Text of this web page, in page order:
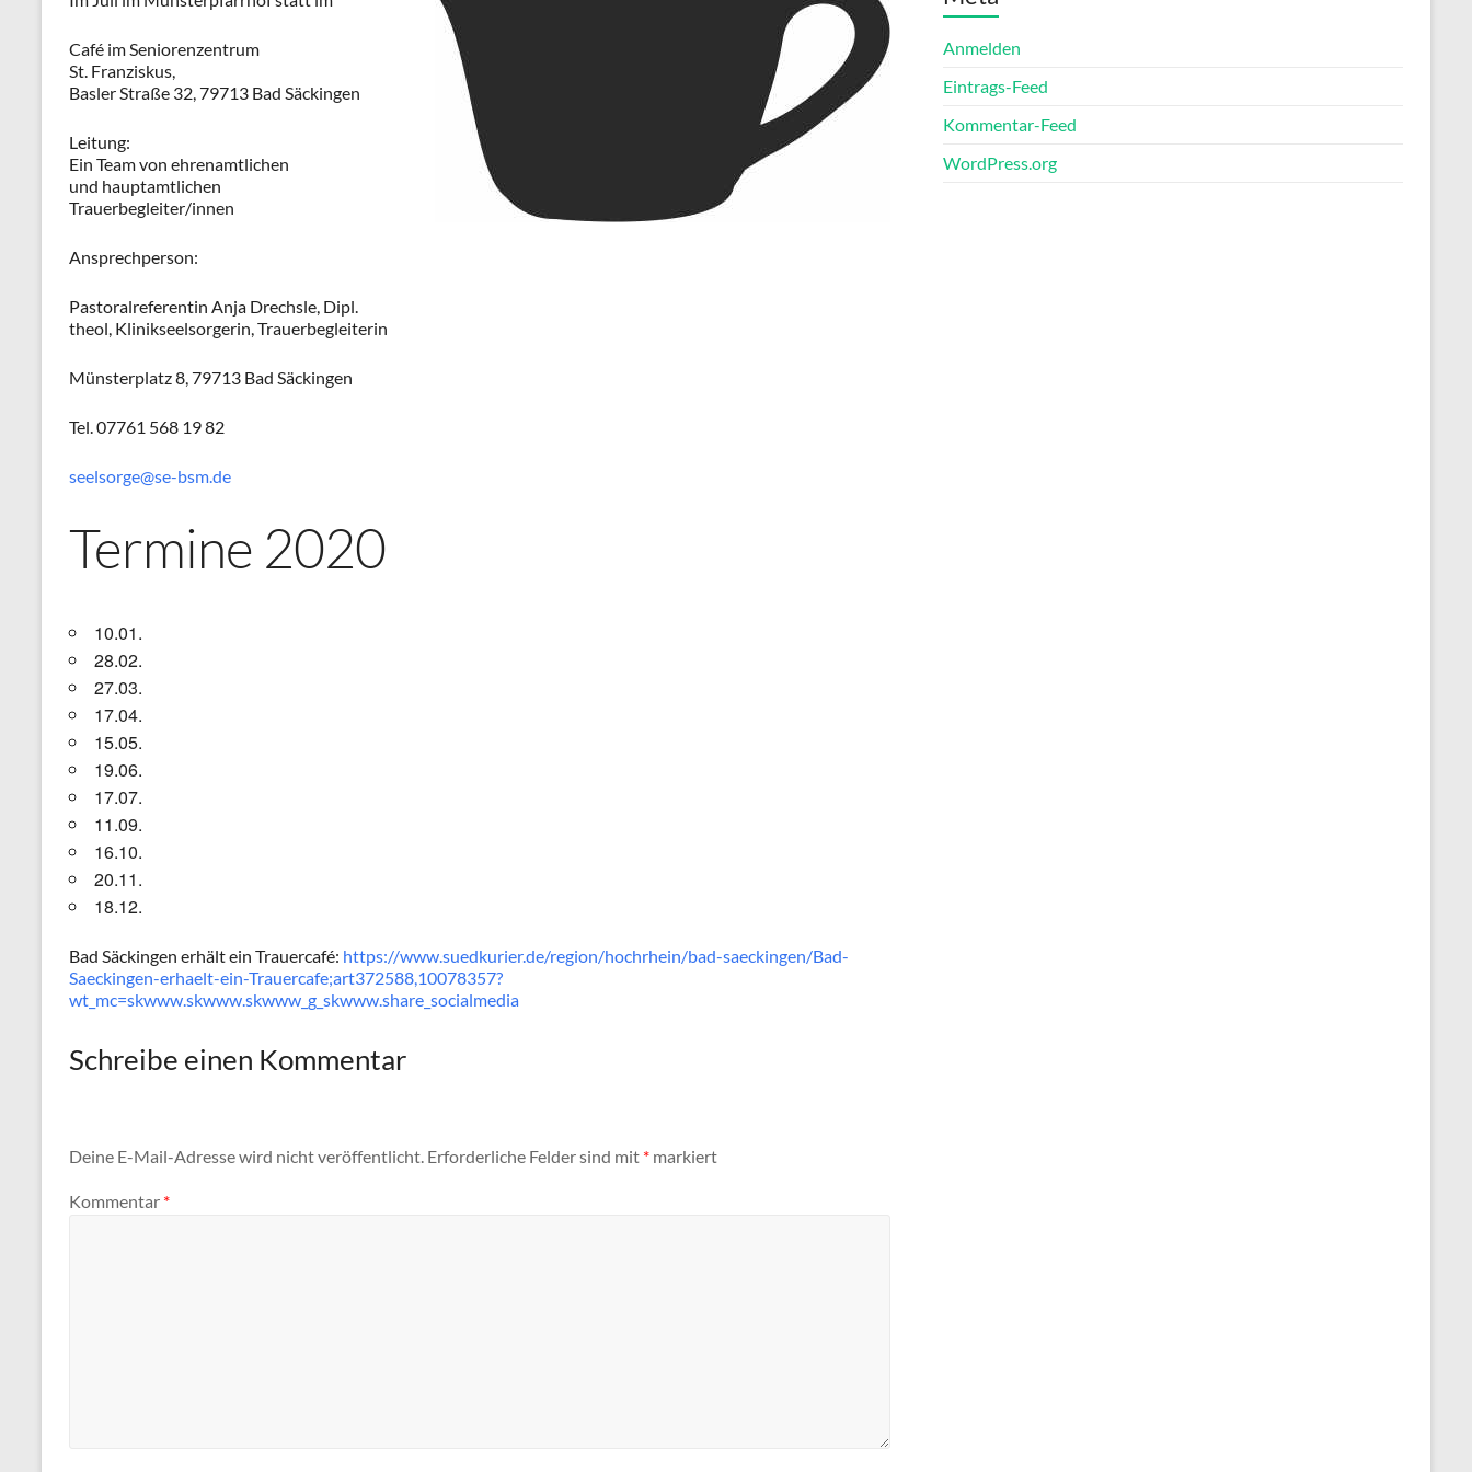
Café im Seniorenzentrum
St. Franziskus,
Basler Straße 32, 79713 Bad Säckingen
Leitung:
Ein Team von ehrenamtlichen
und hauptamtlichen
Trauerbegleiter/innen
Ansprechperson:
Pastoralreferentin Anja Drechsle, Dipl.
theol, Klinikseelsorgerin, Trauerbegleiterin
Münsterplatz 8, 79713 Bad Säckingen
Tel. 07761 568 19 82
seelsorge@se-bsm.de
Termine 2020
10.01.
28.02.
27.03.
17.04.
15.05.
19.06.
17.07.
11.09.
16.10.
20.11.
18.12.
Bad Säckingen erhält ein Trauercafé: https://www.suedkurier.de/region/hochrhein/bad-saeckingen/Bad-
Saeckingen-erhaelt-ein-Trauercafe;art372588,10078357?
wt_mc=skwww.skwww.skwww_g_skwww.share_socialmedia
Schreibe einen Kommentar
Deine E-Mail-Adresse wird nicht veröffentlicht. Erforderliche Felder sind mit * markiert
Kommentar *
Anmelden
Eintrags-Feed
Kommentar-Feed
WordPress.org